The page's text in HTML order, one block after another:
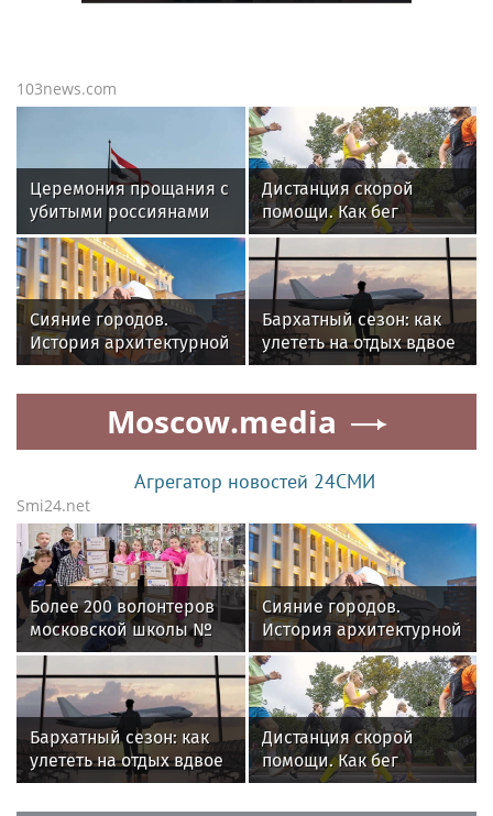
103news.com
Церемония прощания с
убитыми россиянами
проходит в Таиланде
Дистанция скорой
помощи. Как бег
спасает мозг и снимает
тревожность
Сияние городов.
История архитектурной
подсветки началась в
Москве
Бархатный сезон: как
улететь на отдых вдвое
дешевле — 7
проверенных способов
Moscow.media
Агрегатор новостей 24СМИ
Smi24.net
Более 200 волонтеров
московской школы №
2010 регулярно
помогают участникам
СВО
Сияние городов.
История архитектурной
подсветки началась в
Москве
Бархатный сезон: как
улететь на отдых вдвое
дешевле — 7
Дистанция скорой
помощи. Как бег
спасает мозг и снимает